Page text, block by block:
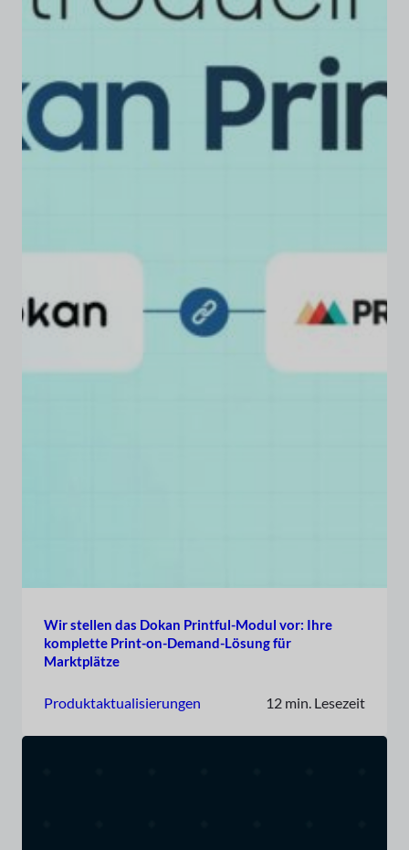
Wir stellen das Dokan Printful-Modul vor: Ihre
komplette Print-on-Demand-Lösung für
Marktplätze
Produktaktualisierungen 12 min. Lesezeit